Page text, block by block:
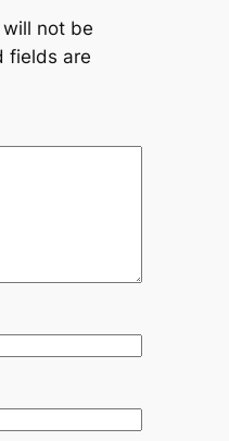
not be
fields are